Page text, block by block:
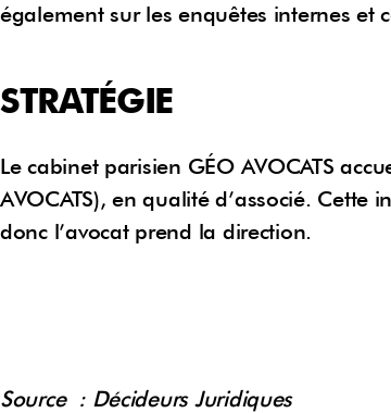
également sur les enquêtes internes et
STRATÉGIE
Le cabinet parisien GÉO AVOCATS
AVOCATS), en qualité d’associé.
donc l’avocat prend la direction.
Source : Décideurs Juridiques